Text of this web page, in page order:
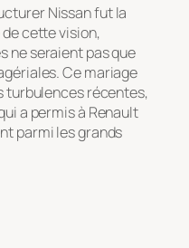
Nissan fut la
cette vision,
ne seraient pas que
Ce mariage
turbulences récentes,
a permis à Renault
parmi les grands